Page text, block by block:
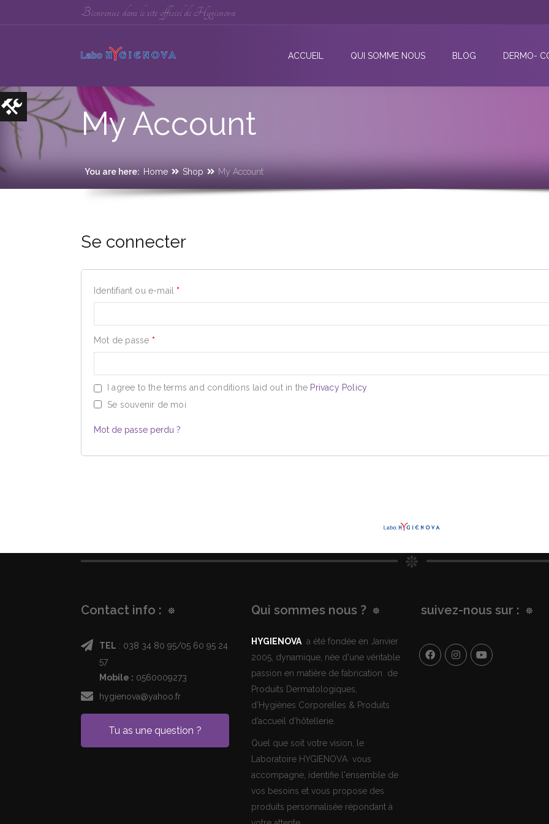
Bienvenue dans le site officiel de Hygienova
ACCUEIL QUI SOMME NOUS BLOG DERMO-
My Account
You are here: Home Shop My Account
Se connecter
Identifiant ou e-mail *
Mot de passe *
I agree to the terms and conditions laid out in the Privacy Policy
Se souvenir de moi
Mot de passe perdu ?
Contact info :
TEL : 038 34 80 95/05 60 95 24
57
Mobile : 0560009273
hygienova@yahoo.fr
Tu as une question ?
Qui sommes nous ?
HYGIENOVA a été fondée en Janvier
2005, dynamique, née d'une véritable
passion en matière de fabrication de
Produits Dermatologiques,
d’Hygiènes Corporelles & Produits
d’accueil d’hôtellerie.
Quel que soit votre vision, le
Laboratoire HYGIENOVA vous
accompagne, identifie l'ensemble de
vos besoins et vous propose des
produits personnalisée répondant à
suivez-nous sur :